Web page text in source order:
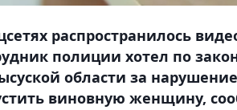
распространилось
полиции хотел по
области за
виновную женщину,